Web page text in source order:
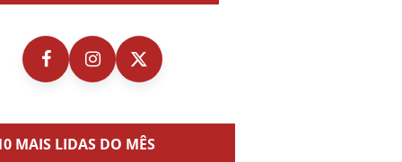
MAIS LIDAS DO MÊS